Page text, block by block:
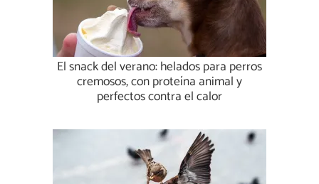
El snack del verano: helados para perros
cremosos, con proteína animal y
perfectos contra el calor